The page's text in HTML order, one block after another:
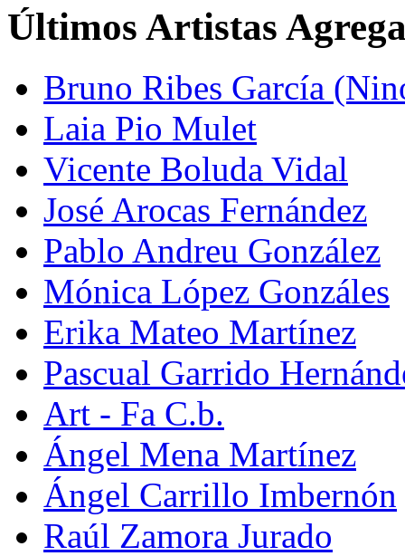
Últimos Artistas
Bruno Ribes García
Laia Pio Mulet
Vicente Boluda Vidal
José Arocas Fernández
Pablo Andreu González
Mónica López Gonzáles
Erika Mateo Martínez
Pascual Garrido
Art - Fa C.b.
Ángel Mena Martínez
Ángel Carrillo Imbernón
Raúl Zamora Jurado